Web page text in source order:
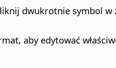
dwukrotnie symbol w
aby edytować